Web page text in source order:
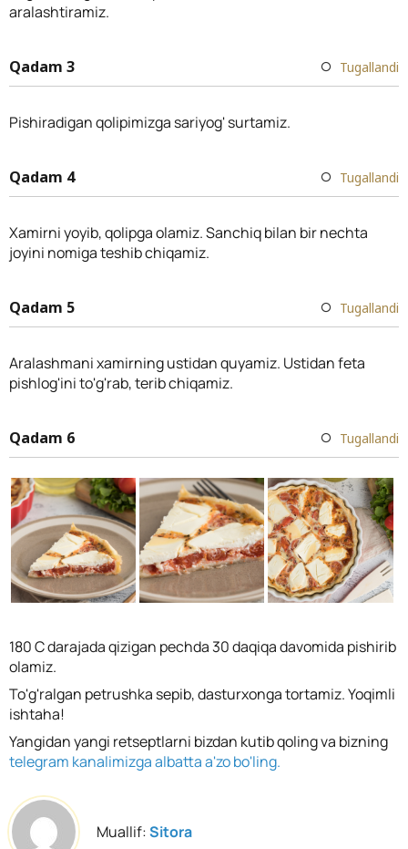
aralashtiramiz.
Qadam 3 Tugallandi
Pishiradigan qolipimizga sariyog' surtamiz.
Qadam 4 Tugallandi
Xamirni yoyib, qolipga olamiz. Sanchiq bilan bir nechta
joyini nomiga teshib chiqamiz.
Qadam 5 Tugallandi
Aralashmani xamirning ustidan quyamiz. Ustidan feta
pishlog'ini to'g'rab, terib chiqamiz.
Qadam 6 Tugallandi
180 C darajada qizigan pechda 30 daqiqa davomida pishirib
olamiz.
To'g'ralgan petrushka sepib, dasturxonga tortamiz. Yoqimli
ishtaha!
Yangidan yangi retseptlarni bizdan kutib qoling va bizning
telegram kanalimizga albatta a'zo bo'ling.
Muallif:Sitora